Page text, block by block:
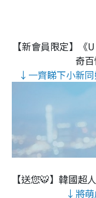
【新會員限定】《
奇
↓一齊睇下小新
【送您🐯】韓國超
↓將萌